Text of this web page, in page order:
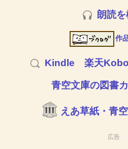
朗読
作
Kindle 楽天Kobo
青空文庫の図書
えあ草紙・青
広告